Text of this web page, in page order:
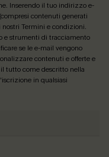
Inserendo il tuo indirizzo e-
contenuti generati
nostri Termini e condizioni.
e strumenti di tracciamento
se le e-mail vengono
contenuti e offerte e
tutto come descritto nella
in qualsiasi